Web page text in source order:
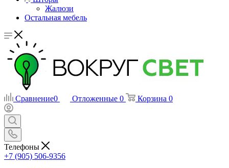
Жалюзи
Остальная мебель
Сравнение0 Отложенные 0 Корзина 0
Телефоны
+7 (905) 506-9356